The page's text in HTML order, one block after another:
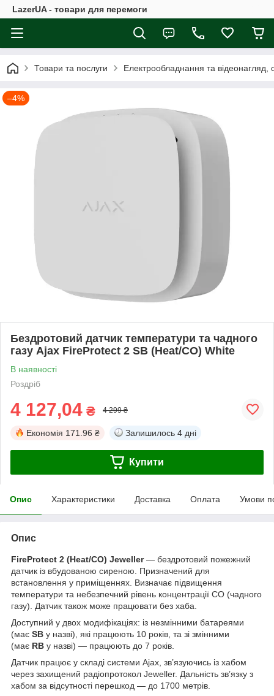
LazerUA - товари для перемоги
Товари та послуги Електрообладнання та відеонагляд,
–4%
Бездротовий датчик температури та чадного
газу Ajax FireProtect 2 SB (Heat/CO) White
В наявності
Роздріб
4 127,04 ₴ 4 299 ₴
Економія 171.96 ₴ Залишилось 4 дні
Купити
Опис Характеристики Доставка Оплата Умови
Опис
FireProtect 2 (Heat/CO) Jeweller— бездротовий пожежний
датчик із вбудованою сиреною. Призначений для
встановлення у приміщеннях. Визначає підвищення
температури та небезпечний рівень концентрації CO (чадного
газу). Датчик також може працювати без хаба.
Доступний у двох модифікаціях: із незмінними батареями
(має SB у назві), які працюють 10 років, та зі змінними
(має RB у назві) — працюють до 7 років.
Датчик працює у складі системи Ajax, зв’язуючись із хабом
через захищений радіопротокол Jeweller. Дальність зв’язку з
хабом за відсутності перешкод — до 1700 метрів.